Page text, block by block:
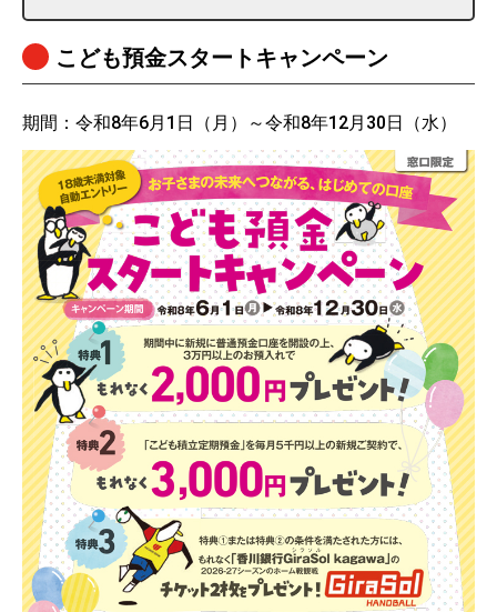
こども預金スタートキャンペーン
期間：令和8年6月1日（月）～令和8年12月30日（水）